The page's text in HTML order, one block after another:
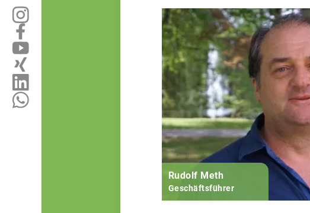
Rudolf Meth
Geschäftsführer